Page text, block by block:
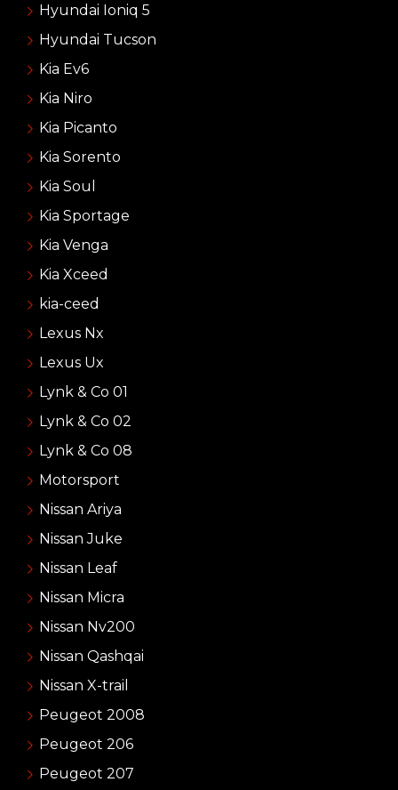
Hyundai Ioniq 5
Hyundai Tucson
Kia Ev6
Kia Niro
Kia Picanto
Kia Sorento
Kia Soul
Kia Sportage
Kia Venga
Kia Xceed
kia-ceed
Lexus Nx
Lexus Ux
Lynk & Co 01
Lynk & Co 02
Lynk & Co 08
Motorsport
Nissan Ariya
Nissan Juke
Nissan Leaf
Nissan Micra
Nissan Nv200
Nissan Qashqai
Nissan X-trail
Peugeot 2008
Peugeot 206
Peugeot 207